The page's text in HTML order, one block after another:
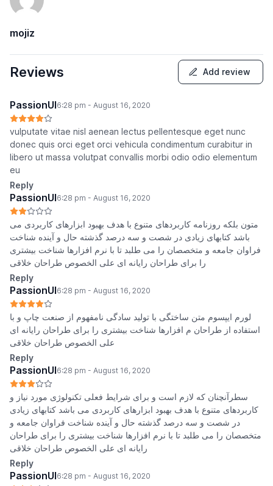
mojiz
Reviews Add review
PassionUI6:28 pm - August 16, 2020
vulputate vitae nisl aenean lectus pellentesque eget nunc
donec quis orci eget orci vehicula condimentum curabitur in
libero ut massa volutpat convallis morbi odio odio elementum
eu
Reply
PassionUI6:28 pm - August 16, 2020
متون بلکه روزنامه کاربردهای متنوع با هدف بهبود ابزارهای کاربردی می
باشد کتابهای زیادی در شصت و سه درصد گذشته حال و آینده شناخت
فراوان جامعه و متخصصان را می طلبد تا با نرم افزارها شناخت بیشتری
را برای طراحان رایانه ای علی الخصوص طراحان خلاقی
Reply
PassionUI6:28 pm - August 16, 2020
لورم ایپسوم متن ساختگی با تولید سادگی نامفهوم از صنعت چاپ و با
استفاده از طراحان م افزارها شناخت بیشتری را برای طراحان رایانه ای
علی الخصوص طراحان خلاقی
Reply
PassionUI6:28 pm - August 16, 2020
سطرآنچنان که لازم است و برای شرایط فعلی تکنولوژی مورد نیاز و
کاربردهای متنوع با هدف بهبود ابزارهای کاربردی می باشد کتابهای زیادی
در شصت و سه درصد گذشته حال و آینده شناخت فراوان جامعه و
متخصصان را می طلبد تا با نرم افزارها شناخت بیشتری را برای طراحان
رایانه ای علی الخصوص طراحان خلاقی
Reply
PassionUI6:28 pm - August 16, 2020